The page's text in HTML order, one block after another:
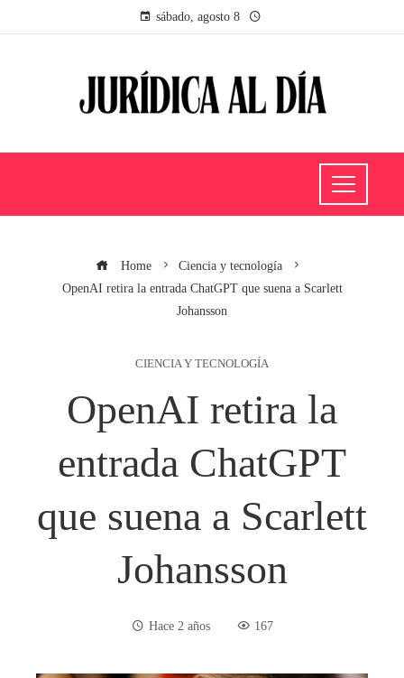
sábado, agosto 8
Home
Ciencia y tecnología
OpenAI retira la entrada ChatGPT que suena a Scarlett
Johansson
CIENCIA Y TECNOLOGÍA
OpenAI retira la
entrada ChatGPT
que suena a Scarlett
Johansson
Hace 2 años 167